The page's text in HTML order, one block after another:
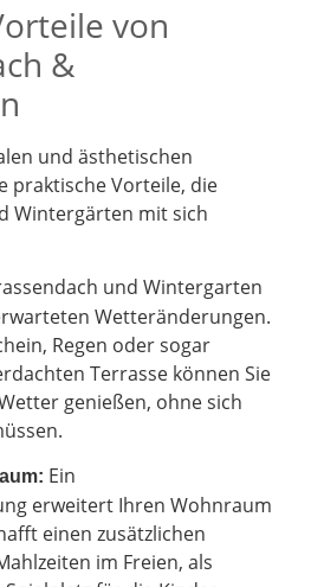
von
&
und ästhetischen
praktische Vorteile, die
Wintergärten mit sich
und Wintergarten
Wetteränderungen.
Regen oder sogar
Terrasse können Sie
genießen, ohne sich
Ein
erweitert Ihren Wohnraum
einen zusätzlichen
im Freien, als